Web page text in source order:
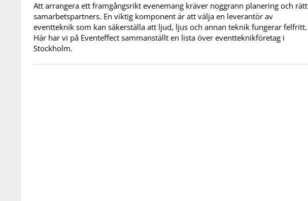
Att arrangera ett framgångsrikt evenemang kräver noggrann planering och rätt
samarbetspartners. En viktig komponent är att välja en leverantör av
eventteknik som kan säkerställa att ljud, ljus och annan teknik fungerar felfritt.
Här har vi på Eventeffect sammanställt en lista över eventteknikföretag i
Stockholm.